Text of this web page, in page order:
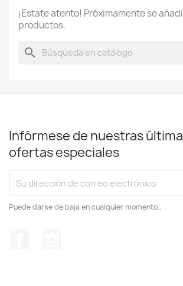
¡Estate atento! Próximamente se
productos.
search
Infórmese de nuestras
ofertas especiales
Puede darse de baja en cualquier momento..